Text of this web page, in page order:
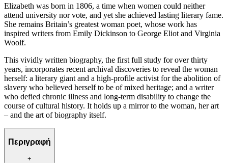
Elizabeth was born in 1806, a time when women could neither
attend university nor vote, and yet she achieved lasting literary fame.
She remains Britain’s greatest woman poet, whose work has
inspired writers from Emily Dickinson to George Eliot and Virginia
Woolf.
This vividly written biography, the first full study for over thirty
years, incorporates recent archival discoveries to reveal the woman
herself: a literary giant and a high-profile activist for the abolition of
slavery who believed herself to be of mixed heritage; and a writer
who defied chronic illness and long-term disability to change the
course of cultural history. It holds up a mirror to the woman, her art
– and the art of biography itself.
Περιγραφή
+